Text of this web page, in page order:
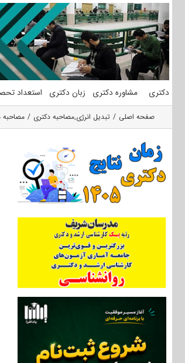
محتوا
دکتری مشاوره دکتری زبان دکتری استعداد
صفحه اصلی تبدیل انرژی,مصاحبه دکتری مصاحبه